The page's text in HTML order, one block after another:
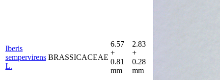
Iberis
sempervirens
L.
BRASSICACEAE
6.57
+
0.81
mm
2.83
+
0.28
mm